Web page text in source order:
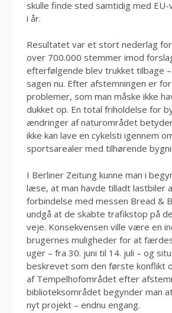
skulle finde sted samtidig med EU-
i år.
Resultatet var et stort nederlag
over 700.000 stemmer imod
efterfølgende blev trukket tilbage
sagen nu. Efter afstemningen er
problemer, som man måske ikke
dukket op. En total friholdelse for
ændringer af naturområdet betyder
ikke kan lave en cykelsti igennem
sportsarealer med tilhørende
I Berliner Zeitung kunne man i
læse, at man havde tilladt lastbiler
forbindelse med messen Bread &
undgå at de skabte trafikstop på
veje. Konsekvensen ville være en
brugernes muligheder for at
uger – fra 30. juni til 14. juli – og
beskrevet som den første konflikt
af Tempelhofområdet efter
biblioteksområdet begynder man
nyt projekt – endnu engang.